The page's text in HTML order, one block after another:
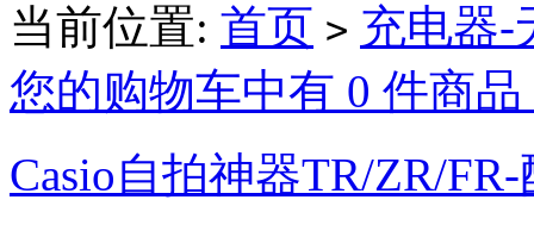
当前位置: 首页 > 充电器-
您的购物车中有 0 件商
Casio自拍神器TR/ZR/